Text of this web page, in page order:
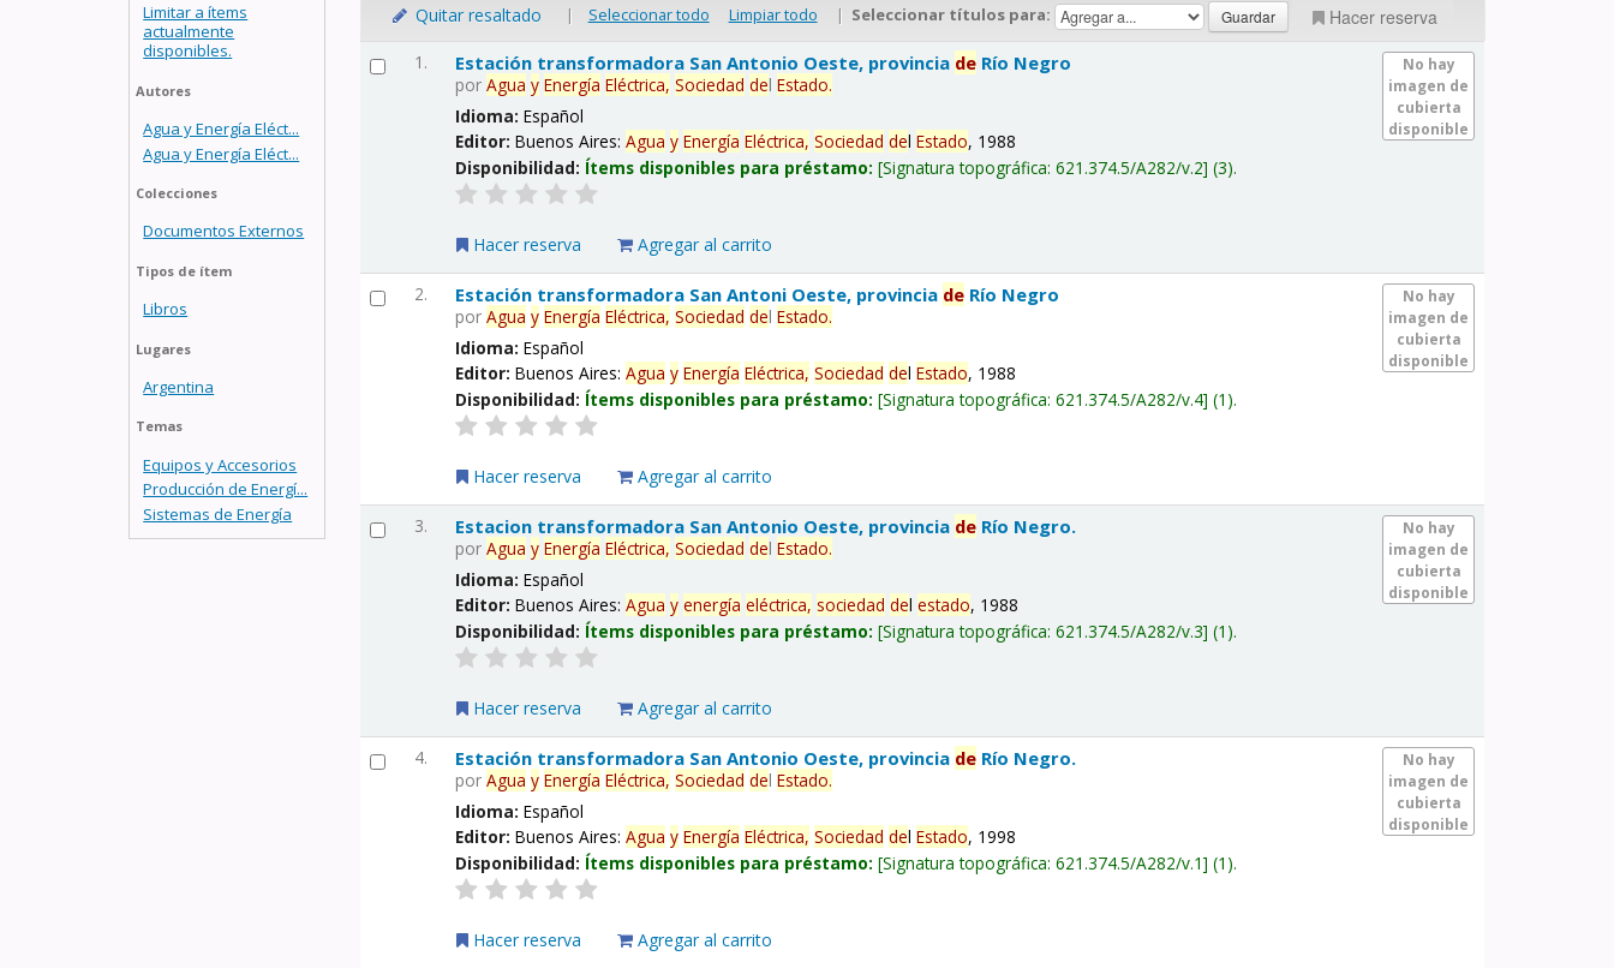
Limitar a ítems
actualmente
disponibles.
Autores
Agua y Energía Eléct...
Agua y Energía Eléct...
Colecciones
Documentos Externos
Tipos de ítem
Libros
Lugares
Argentina
Temas
Equipos y Accesorios
Producción de Energí...
Sistemas de Energía
Quitar resaltado | Seleccionar todo Limpiar todo | Seleccionar títulos para: Hacer reserva
1.
No hay
imagen de
cubierta
disponible
Estación transformadora San Antonio Oeste, provincia de Río Negro
porAgua y Energía Eléctrica, Sociedad delEstado.
Idioma:Español
Editor:Buenos Aires:Agua y Energía Eléctrica, Sociedad delEstado, 1988
Disponibilidad: Ítems disponibles para préstamo: Signatura topográfica:621.374.5/A282/v.2 (3).
Hacer reserva Agregar al carrito
2.
No hay
imagen de
cubierta
disponible
Estación transformadora San Antoni Oeste, provincia de Río Negro
porAgua y Energía Eléctrica, Sociedad delEstado.
Idioma:Español
Editor:Buenos Aires:Agua y Energía Eléctrica, Sociedad delEstado, 1988
Disponibilidad: Ítems disponibles para préstamo: Signatura topográfica:621.374.5/A282/v.4 (1).
Hacer reserva Agregar al carrito
3.
No hay
imagen de
cubierta
disponible
Estacion transformadora San Antonio Oeste, provincia de Río Negro.
porAgua y Energía Eléctrica, Sociedad delEstado.
Idioma:Español
Editor:Buenos Aires:Agua y energía eléctrica, sociedad delestado, 1988
Disponibilidad: Ítems disponibles para préstamo: Signatura topográfica:621.374.5/A282/v.3 (1).
Hacer reserva Agregar al carrito
4.
No hay
imagen de
cubierta
disponible
Estación transformadora San Antonio Oeste, provincia de Río Negro.
porAgua y Energía Eléctrica, Sociedad delEstado.
Idioma:Español
Editor:Buenos Aires:Agua y Energía Eléctrica, Sociedad delEstado, 1998
Disponibilidad: Ítems disponibles para préstamo: Signatura topográfica:621.374.5/A282/v.1 (1).
Hacer reserva Agregar al carrito